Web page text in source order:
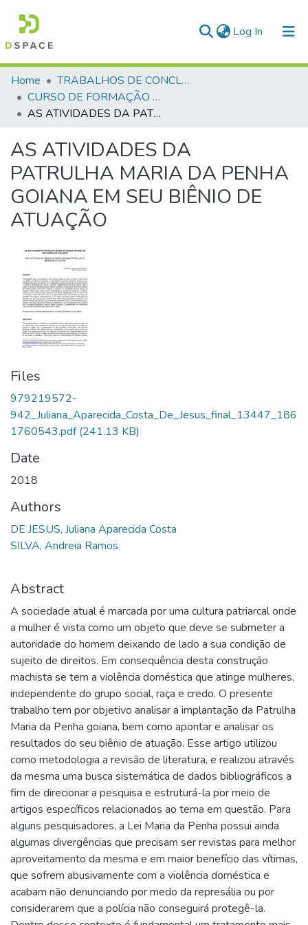
Log In (current)
Communities & Collections
All of DSpace
Home
TRABALHOS DE CONCLUSÃO DE CURSO - CFP (CURSO DE FORMAÇÃO DE PRAÇAS)
CURSO DE FORMAÇÃO DE PRAÇAS - CFP - 2018
AS ATIVIDADES DA PATRULHA MARIA DA PENHA GOIANA EM SEU BIÊNIO DE ATUAÇÃO
AS ATIVIDADES DA
PATRULHA MARIA DA PENHA
GOIANA EM SEU BIÊNIO DE
ATUAÇÃO
Files
979219572-
942_Juliana_Aparecida_Costa_De_Jesus_final_13447_186
1760543.pdf(241.13 KB)
Date
2018
Authors
DE JESUS, Juliana Aparecida Costa
SILVA, Andreia Ramos
Abstract
A sociedade atual é marcada por uma cultura patriarcal onde
a mulher é vista como um objeto que deve se submeter a
autoridade do homem deixando de lado a sua condição de
sujeito de direitos. Em consequência desta construção
machista se tem a violência doméstica que atinge mulheres,
independente do grupo social, raça e credo. O presente
trabalho tem por objetivo analisar a implantação da Patrulha
Maria da Penha goiana, bem como apontar e analisar os
resultados do seu biênio de atuação. Esse artigo utilizou
como metodologia a revisão de literatura, e realizou através
da mesma uma busca sistemática de dados bibliográficos a
fim de direcionar a pesquisa e estruturá-la por meio de
artigos específicos relacionados ao tema em questão. Para
alguns pesquisadores, a Lei Maria da Penha possui ainda
algumas divergências que precisam ser revistas para melhor
aproveitamento da mesma e em maior benefício das vítimas,
que sofrem abusivamente com a violência doméstica e
acabam não denunciando por medo da represália ou por
considerarem que a polícia não conseguirá protegê-la.